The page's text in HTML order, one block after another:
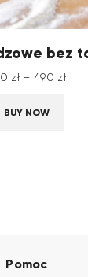
bez
zł – 490 zł
BUY NOW
Pomoc